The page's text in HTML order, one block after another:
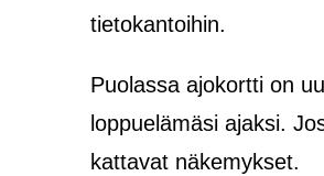
tietokantoihin.
Puolassa ajokortti on
loppuelämäsi ajaksi.
kattavat näkemykset.